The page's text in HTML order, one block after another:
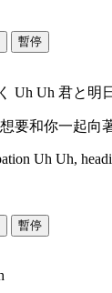
暫停
Uh Uh 君と明
要和你一起向
Uh Uh,
暫停